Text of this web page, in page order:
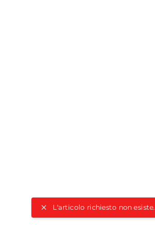
L'articolo richiesto non esiste.